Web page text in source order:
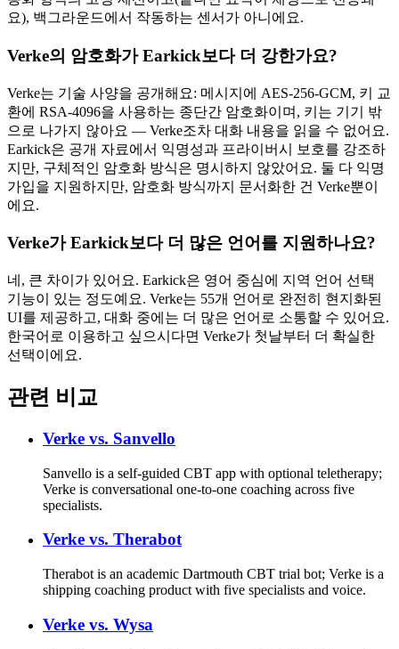
요), 백그라운드에서 작동하는 센서가 아니에요.
Verke의 암호화가 Earkick보다 더 강한가요?
Verke는 기술 사양을 공개해요: 메시지에 AES-256-GCM, 키 교
환에 RSA-4096을 사용하는 종단간 암호화이며, 키는 기기 밖
으로 나가지 않아요 — Verke조차 대화 내용을 읽을 수 없어요.
Earkick은 공개 자료에서 익명성과 프라이버시 보호를 강조하
지만, 구체적인 암호화 방식은 명시하지 않았어요. 둘 다 익명
가입을 지원하지만, 암호화 방식까지 문서화한 건 Verke뿐이
에요.
Verke가 Earkick보다 더 많은 언어를 지원하나요?
네, 큰 차이가 있어요. Earkick은 영어 중심에 지역 언어 선택
기능이 있는 정도예요. Verke는 55개 언어로 완전히 현지화된
UI를 제공하고, 대화 중에는 더 많은 언어로 소통할 수 있어요.
한국어로 이용하고 싶으시다면 Verke가 첫날부터 더 확실한
선택이에요.
관련 비교
Verke vs. Sanvello
Sanvello is a self-guided CBT app with optional teletherapy;
Verke is conversational one-to-one coaching across five
specialists.
Verke vs. Therabot
Therabot is an academic Dartmouth CBT trial bot; Verke is a
shipping coaching product with five specialists and voice.
Verke vs. Wysa